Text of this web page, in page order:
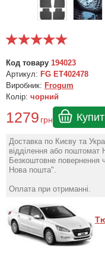
Код товару 194023
Артикул: FG ET402478
Виробник: Frogum
Колір: чорний
1279 грн
Доставка по Києву та
відділення або поштомат
Безкоштовне повернення
Нова пошта".
Оплата при отриманні.